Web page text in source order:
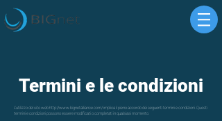
Termini e le condizioni
L'utilizzo del sito webhttp://www.bignetalliance.com/implica il pieno accordo dei seguenti termini e condizioni. Questi
termini e condizioni possono essere modificati o completati in qualsiasi momento.